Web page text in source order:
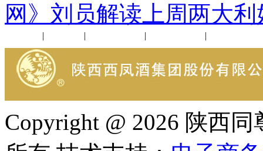
网》刘员解读上周两大
| | | |
Copyright @ 2026 陕西